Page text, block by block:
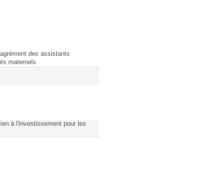
des assistants
maternels
à l'investissement pour les